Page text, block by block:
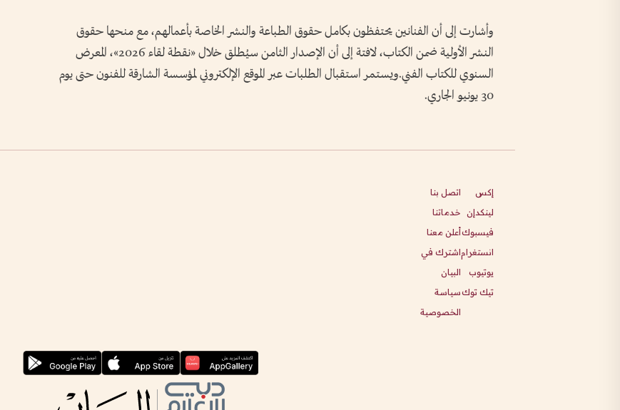
وأشارت إلى أن الفنانين يحتفظون بكامل حقوق الطباعة والنشر الخاصة بأعمالهم، مع منحها حقوق
النشر الأولية ضمن الكتاب، لافتة إلى أن الإصدار الثامن سيُطلق خلال «نقطة لقاء 2026»، المعرض
السنوي للكتاب الفني.ويستمر استقبال الطلبات عبر الموقع الإلكتروني لمؤسسة الشارقة للفنون حتى يوم
30 يونيو الجاري.
إكس
لينكدإن
فيسبوك
انستغرام
يوتيوب
تيك توك
اتصل بنا
خدماتنا
أعلن معنا
اشترك في
البيان
سياسة
الخصوصية